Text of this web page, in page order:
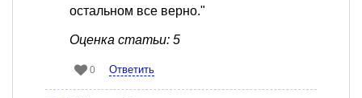
остальном все верно."
Оценка статьи: 5
0 Ответить